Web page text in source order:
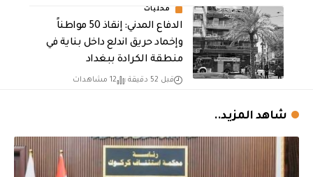
محليات
الدفاع المدني: إنقاذ 50 مواطناً
وإخماد حريق اندلع داخل بناية في
منطقة الكرادة ببغداد
قبل 52 دقيقة 12 مشاهدات
شاهد المزيد..